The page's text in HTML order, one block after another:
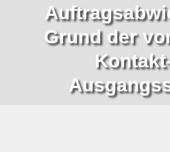
Grund der